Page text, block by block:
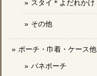
スタイ＊よだれかけ
その他
ポーチ・巾着・ケース他
バネポーチ